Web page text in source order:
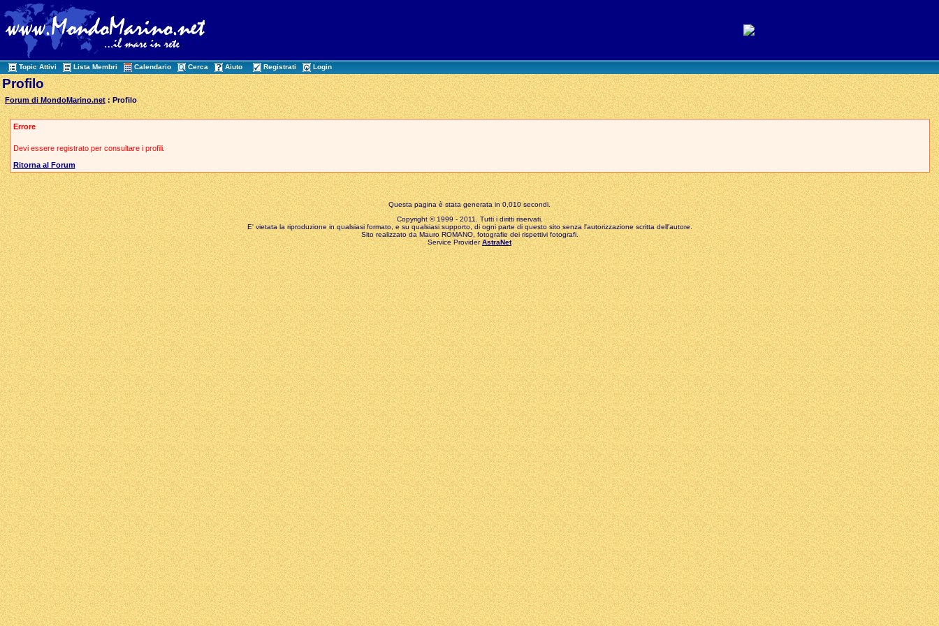
Topic Attivi Lista Membri Calendario Cerca Aiuto Registrati Login
Profilo
Forum di MondoMarino.net : Profilo
Errore
Devi essere registrato per consultare i profili.
Ritorna al Forum
Questa pagina è stata generata in 0,010 secondi.
Copyright © 1999 - 2011. Tutti i diritti riservati.
E' vietata la riproduzione in qualsiasi formato, e su qualsiasi supporto, di ogni parte di questo sito senza l'autorizzazione scritta dell'autore.
Sito realizzato da Mauro ROMANO, fotografie dei rispettivi fotografi.
Service ProviderAstraNet